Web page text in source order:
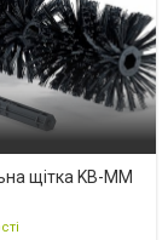
щітка KB-MM